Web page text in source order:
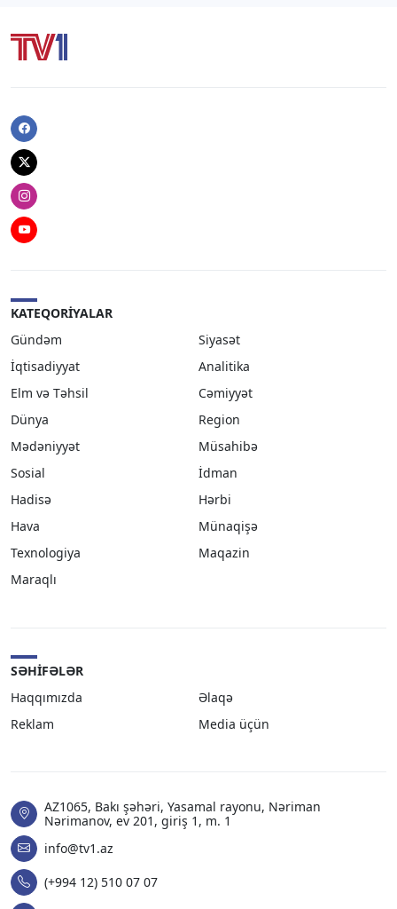
Facebook
Twitter
Instagram
Youtube
KATEQORIYALAR
Gündəm
Siyasət
İqtisadiyyat
Analitika
Elm və Təhsil
Cəmiyyət
Dünya
Region
Mədəniyyət
Müsahibə
Sosial
İdman
Hadisə
Hərbi
Hava
Münaqişə
Texnologiya
Maqazin
Maraqlı
SƏHIFƏLƏR
Haqqımızda
Əlaqə
Reklam
Media üçün
AZ1065, Bakı şəhəri, Yasamal rayonu, Nəriman
Nərimanov, ev 201, giriş 1, m. 1
info@tv1.az
(+994 12) 510 07 07